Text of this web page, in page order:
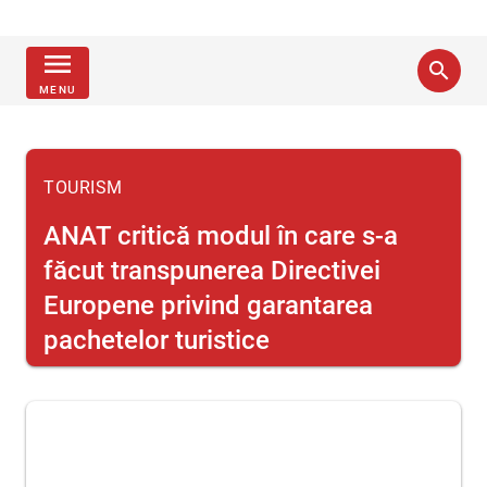
menu
MENU
search
TOURISM
ANAT critică modul în care s-a
făcut transpunerea Directivei
Europene privind garantarea
pachetelor turistice